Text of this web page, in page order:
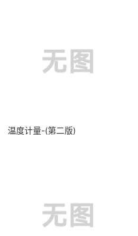
温度计量-(第二版)